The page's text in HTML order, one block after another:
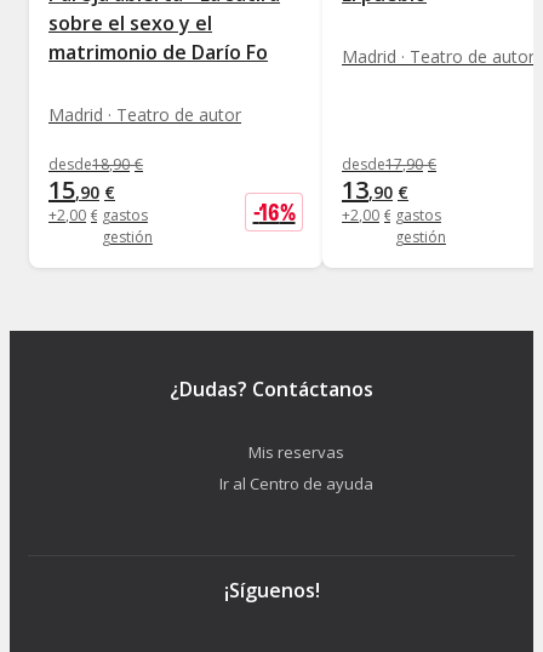
sobre el sexo y el
matrimonio de Darío Fo
Madrid · Teatro de autor
desde18,90 €
15,90 €
+2,00 € gastos
gestión
-16%
Madrid · Teatro de autor
desde17,90 €
13,90 €
+2,00 € gastos
gestión
¿Dudas? Contáctanos
Mis reservas
Ir al Centro de ayuda
¡Síguenos!